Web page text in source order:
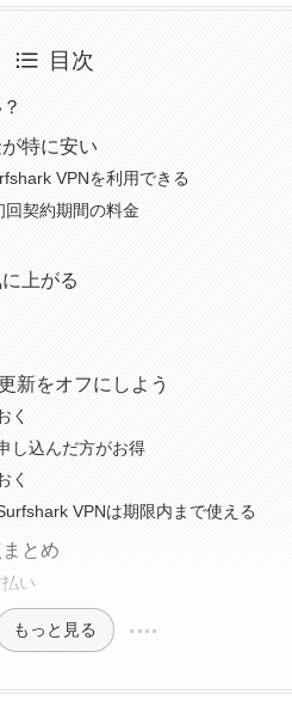
目次
特に安い
VPNを利用できる
回契約期間の料金
上がる
新をオフにしよう
く
し込んだ方がお得
く
VPNは期限内まで使える
とめ
い
もっと見る